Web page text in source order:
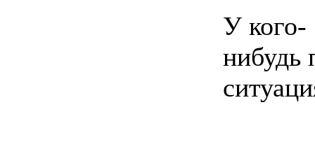
У кого-
нибудь